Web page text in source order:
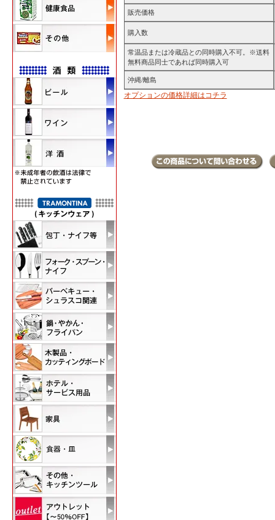
販売価格
購入数
常温品または冷蔵品との同時購入不可。※送料
無料商品同士であれば同時購入可
沖縄/離島
オプションの価格詳細はコチラ